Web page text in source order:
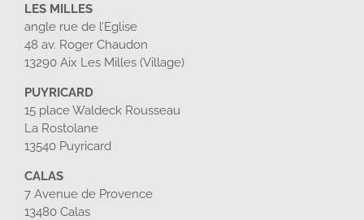
LES MILLES
angle rue de l’Eglise
48 av. Roger Chaudon
13290 Aix Les Milles (Village)
PUYRICARD
15 place Waldeck Rousseau
La Rostolane
13540 Puyricard
CALAS
7 Avenue de Provence
13480 Calas